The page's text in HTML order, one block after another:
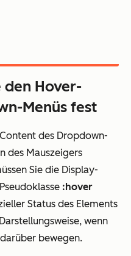
den Hover-
Menüs fest
des Dropdown-
des Mauszeigers
Sie die Display-
:hover
Status des Elements
wenn
bewegen.